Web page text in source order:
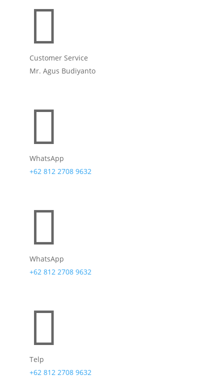

Customer Service
Mr. Agus Budiyanto

WhatsApp
+62 812 2708 9632

WhatsApp
+62 812 2708 9632

Telp
+62 812 2708 9632